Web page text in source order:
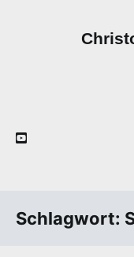
Schlagwort: